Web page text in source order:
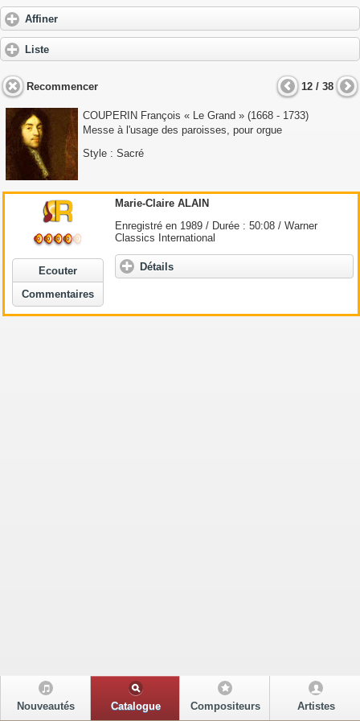
Affiner
Liste
Recommencer 12 / 38
COUPERIN François « Le Grand » (1668 - 1733)
Messe à l'usage des paroisses, pour orgue
Style : Sacré
Ecouter
Commentaires
Marie-Claire ALAIN
Enregistré en 1989 / Durée : 50:08 / Warner
Classics International
Détails
Nouveautés Catalogue Compositeurs Artistes